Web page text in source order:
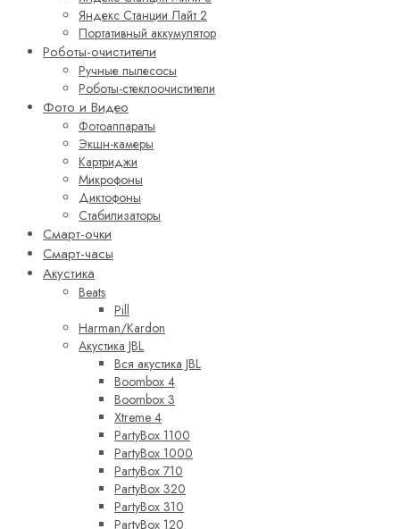
Яндекс Станции Лайт 2
Портативный аккумулятор
Роботы-очистители
Ручные пылесосы
Роботы-стеклоочистители
Фото и Видео
Фотоаппараты
Экшн-камеры
Картриджи
Микрофоны
Диктофоны
Стабилизаторы
Смарт-очки
Смарт-часы
Акустика
Beats
Pill
Harman/Kardon
Акустика JBL
Вся акустика JBL
Boombox 4
Boombox 3
Xtreme 4
PartyBox 1100
PartyBox 1000
PartyBox 710
PartyBox 320
PartyBox 310
PartyBox 120